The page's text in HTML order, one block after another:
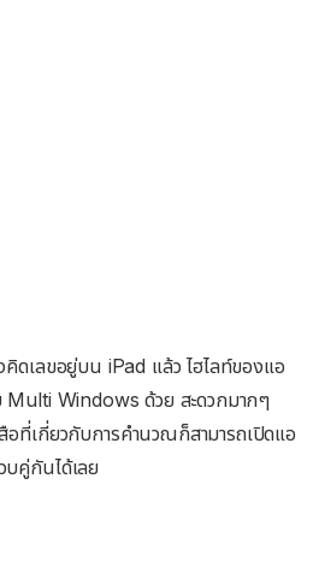
คิดเลขอยู่บน iPad แล้ว ไฮไลท์ของแอ
Windows ด้วย สะดวกมากๆ
อที่เกี่ยวกับการคำนวณก็สามารถเปิดแอ
บคู่กันได้เลย